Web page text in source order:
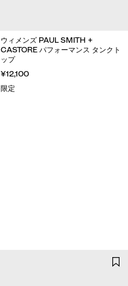
ウィメンズ PAUL SMITH +
CASTORE パフォーマンス タンクト
ップ
¥12,100
限定